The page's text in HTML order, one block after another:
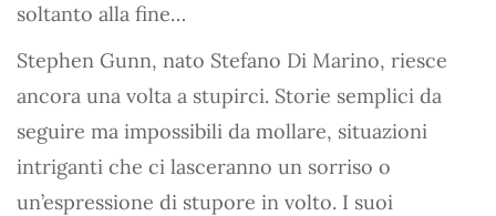
soltanto alla fine…
Stephen Gunn, nato Stefano Di Marino, riesce
ancora una volta a stupirci. Storie semplici da
seguire ma impossibili da mollare, situazioni
intriganti che ci lasceranno un sorriso o
un’espressione di stupore in volto. I suoi